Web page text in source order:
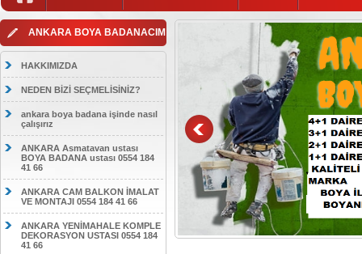
ANKARA BOYA BADANACIM
HAKKIMIZDA
NEDEN BİZİ SEÇMELİSİNİZ?
ankara boya badana işinde nasıl
çalışırız
ANKARA Asmatavan ustası
BOYA BADANA ustası 0554 184
41 66
ANKARA CAM BALKON İMALAT
VE MONTAJI 0554 184 41 66
ANKARA YENİMAHALE KOMPLE
DEKORASYON USTASI 0554 184
41 66